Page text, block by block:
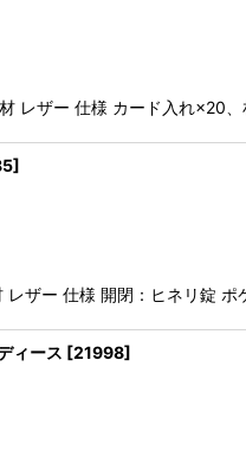
レザー 仕様 カード入れ×20
]
ザー 仕様 開閉：ヒネリ錠
ィース [21998]